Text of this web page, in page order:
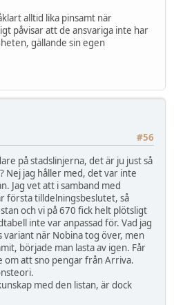
alltid lika pinsamt när
påvisar att de ansvariga inte har
gällande sin egen
#56
på stadslinjerna, det är ju just så
Nej jag håller med, det var inte
Jag vet att i samband med
första tilldelningsbeslutet, så
och vi på 670 fick helt plötsligt
inte var anpassad för. Vad jag
variant när Nobina tog över, men
började man lasta av igen. Får
om att sno pengar från Arriva.
med den listan, är dock